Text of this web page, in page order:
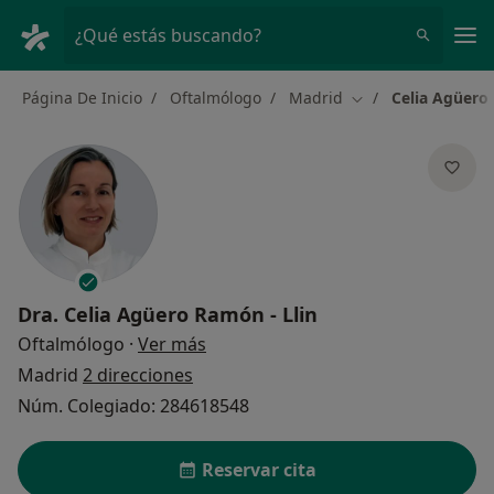
¿Qué estás buscando?
Página De Inicio Oftalmólogo Madrid Cambiar de ciudad
Celia
Dra. Celia Agüero Ramón - Llin
Oftalmólogo · Ver más
Madrid 2 direcciones
Núm. Colegiado: 284618548
Reservar cita